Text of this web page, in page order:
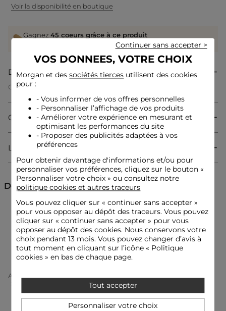
Voir la disponibilité en boutique
Gagnez 45 coeurs grâce à ce produit
Connectez-vous ou inscrivez-vous
Description
Ce body ajusté en dentelle incarne une féminité sophistiquée.
Sa coupe flatte les courbes avec élégance, tandis que le col
montant structure la silhouette pour un effet moderne et
raffiné. La délicatesse de la dentelle ajoute une touche
irrésistiblement glamour à cette pièce incontournable.
Body
Coupe ajustée
Col montant
Manches courtes
Dentelle
Idées look
Le body en dentelle s'associe à un pantalon fluide taille haute
et des escarpins pointus pour une silhouette féminine et
sophistiquée.
Ce body ajusté sublime avec une jupe crayon, une veste
cintrée et un sac structuré pour un look audacieux empreint
Composition & Entretien
Livraison & Retour
Découvrez aussi
T-shirts manches courtes Body
Tops et T-shirts
Accueil
Body Dentelle Col Montant Noir Femme
VOS DONNEES, VOTRE CHOIX
Morgan et dessociétés tierces utilisent des cookies
pour :
- Vous informer de vos offres personnelles
- Personnaliser l’affichage de vos produits
- Améliorer votre expérience en mesurant et
optimisant les performances du site
- Proposer des publicités adaptées à vos
préférences
Pour obtenir davantage d'informations et/ou pour
personnaliser vos préférences, cliquez sur le bouton «
Personnaliser votre choix » ou consultez notre
politique cookies et autres traceurs
Vous pouvez cliquer sur « continuer sans accepter»
pour vous opposer au dépôt des traceurs. Vous pouvez
cliquer sur « continuer sans accepter » pour vous
opposer au dépôt des cookies. Nous conservons votre
choix pendant 13 mois. Vous pouvez changer d’avis à
tout moment en cliquant sur l’icône « Politique
cookies » en bas de chaque page.
Tout accepter
Continuer sans accepter >
Personnaliser votre choix